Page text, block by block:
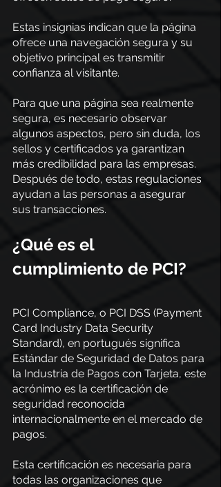
Estas insignias indican que la página
ofrece una navegación segura y su
objetivo principal es transmitir
confianza al visitante.
Para que una página sea realmente
segura, es necesario observar
algunos aspectos, pero sin duda, los
sellos y certificados ya garantizan
más credibilidad para las empresas.
Después de todo, estas regulaciones
ayudan a las personas a asegurar
sus transacciones.
¿Qué es el
cumplimiento de PCI?
PCI Compliance, o PCI DSS (Payment
Card Industry Data Security
Standard), en portugués significa
Estándar de Seguridad de Datos para
la Industria de Pagos con Tarjeta, este
acrónimo es la certificación de
seguridad reconocida
internacionalmente en el mercado de
pagos.
Esta certificación es necesaria para
todas las organizaciones que